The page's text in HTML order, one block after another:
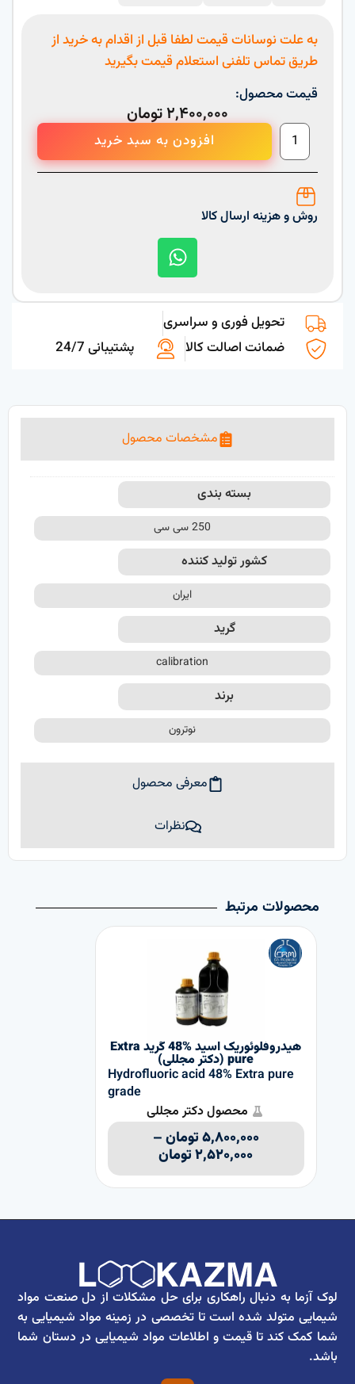
به علت نوسانات قیمت لطفا قبل از اقدام به خرید از
طریق تماس تلفنی استعلام قیمت بگیرید
قیمت محصول:
۲,۴۰۰,۰۰۰تومان
افزودن به سبد خرید
روش و هزینه ارسال کالا
تحویل فوری و سراسری
ضمانت اصالت کالا
پشتیبانی 24/7
مشخصات محصول
معرفی محصول
نظرات
بسته بندی
250 سی سی
کشور تولید کننده
ایران
گرید
calibration
برند
نوترون
محصولات مرتبط
هیدروفلوئوريک اسید %48 گرید Extra
pure (دکتر مجللی)
Hydrofluoric acid 48% Extra pure
grade
محصول دکتر مجللی
۵,۸۰۰,۰۰۰تومان–
۲,۵۲۰,۰۰۰تومان
لوک آزما به دنبال راهکاری برای حل مشکلات از دل صنعت مواد
شیمایی متولد شده است تا تخصصی در زمینه مواد شیمیایی به
شما کمک کند تا قیمت و اطلاعات مواد شیمیایی در دستان شما
باشد.